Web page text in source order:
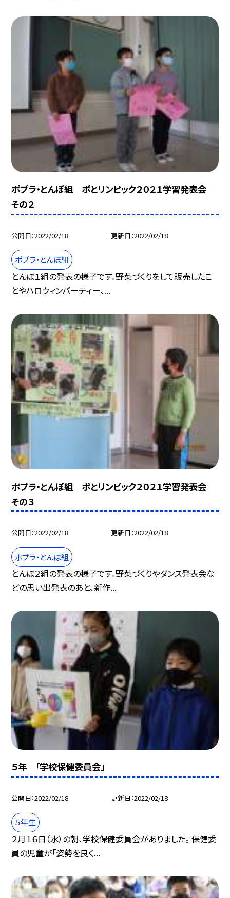
ポプラ・とんぼ組 ポとリンピック２０２１学習発表会
その２
公開日 2022/02/18 更新日 2022/02/18
ポプラ・とんぼ組
とんぼ１組の発表の様子です。野菜づくりをして販売したこ
とやハロウィンパーティー、...
ポプラ・とんぼ組 ポとリンピック２０２１学習発表会
その３
公開日 2022/02/18 更新日 2022/02/18
ポプラ・とんぼ組
とんぼ２組の発表の様子です。野菜づくりやダンス発表会な
どの思い出発表のあと、新作...
５年 「学校保健委員会」
公開日 2022/02/18 更新日 2022/02/18
５年生
２月１６日（水）の朝、学校保健委員会がありました。 保健委
員の児童が「姿勢を良く...